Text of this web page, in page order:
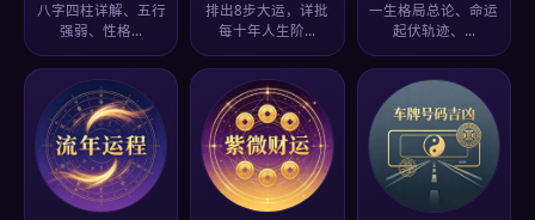
八字四柱详解、五行
强弱、性格…
排出8步大运，详批
每十年人生阶…
一生格局总论、命运
起伏轨迹、…